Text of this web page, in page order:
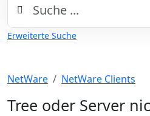
Erweiterte Suche
NetWare NetWare Clients
Tree oder Server